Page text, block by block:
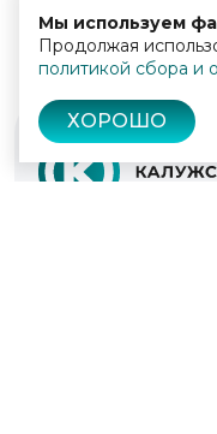
Мы используем
Продолжая
политикой сбора и
ХОРОШО